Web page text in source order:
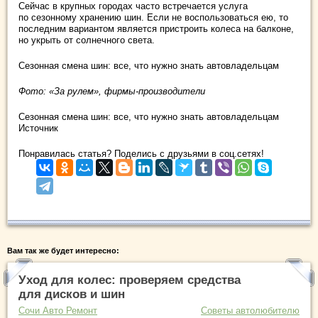
Сейчас в крупных городах часто встречается услуга
по сезонному хранению шин. Если не воспользоваться ею, то
последним вариантом является пристроить колеса на балконе,
но укрыть от солнечного света.
Сезонная смена шин: все, что нужно знать автовладельцам
Фото: «За рулем», фирмы-производители
Сезонная смена шин: все, что нужно знать автовладельцам
Источник
Понравилась статья? Поделись с друзьями в соц.сетях!
Вам так же будет интересно:
Уход для колес: проверяем средства
для дисков и шин
Сочи Авто Ремонт Советы автолюбителю